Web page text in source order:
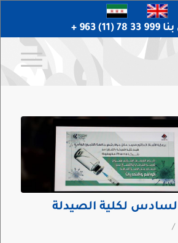
(11) 963 +
لكلية الصيدلة
/